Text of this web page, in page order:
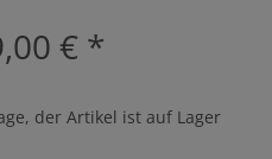
€ *
der Artikel ist auf Lager